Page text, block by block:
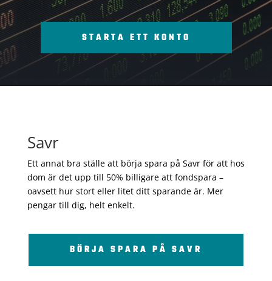
STARTA ETT KONTO
Savr
Ett annat bra ställe att börja spara på Savr för att hos
dom är det upp till 50% billigare att fondspara –
oavsett hur stort eller litet ditt sparande är. Mer
pengar till dig, helt enkelt.
BÖRJA SPARA PÅ SAVR